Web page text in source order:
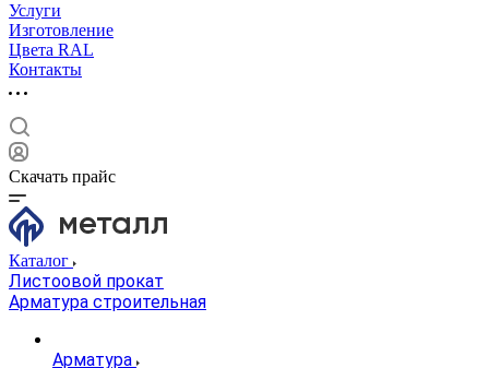
Услуги
Изготовление
Цвета RAL
Контакты
Скачать прайс
Каталог
Листоовой прокат
Арматура строительная
Арматура